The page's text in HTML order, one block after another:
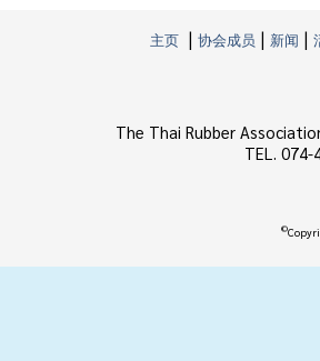
主页 | 协会成员 | 新闻 |
The Thai Rubber
TEL.
©